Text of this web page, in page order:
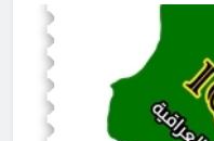
طائفة منهم معك
(البصيرة في
وعند العباس عليه
13 ساعة Ago